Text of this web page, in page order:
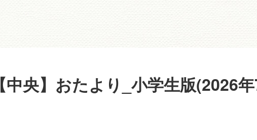
【中央】おたより_小学生版(2026